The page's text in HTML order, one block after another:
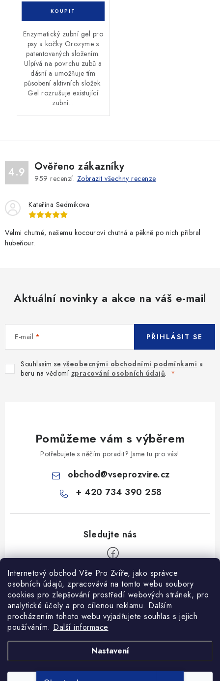
Internetový obchod Vše Pro Zvíře, jako správce
osobních údajů, zpracovává na tomto webu soubory
cookies pro zlepšování prostředí webových stránek, pro
analytické účely a pro cílenou reklamu. Dalším
procházením tohoto webu vyjadřujete souhlas s jejich
používáním. Další informace
Nastavení
Enzymatický zubní gel pro
psy a kočky Orozyme s
patentovaných složením.
Ulpívá na povrchu zubů a
dásní a umožňuje tím
působení aktivních složek.
Gel rozrušuje existující
zubní...
4.9 Ověřeno zákazníky
959 recenzí. Zobrazit všechny recenze
Kateřina Sedmikova
Velmi chutné, našemu kocourovi chutná a pěkně po nich přibral
hubeňour.
Aktuální novinky a akce na váš e-mail
E-mail
Souhlasím se všeobecnými obchodními podmínkami a
beru na vědomí zpracování osobních údajů.
PŘIHLÁSIT SE
Pomůžeme vám s výběrem
Potřebujete s něčím poradit? Jsme tu pro vás!
obchod@vseprozvire.cz
+ 420 734 390 258
Informace pro Vás
Ceník dopravy
Kontakty
Obchodní podmínky
Podmínky ochrany osobních údajů
Heuréka recenze